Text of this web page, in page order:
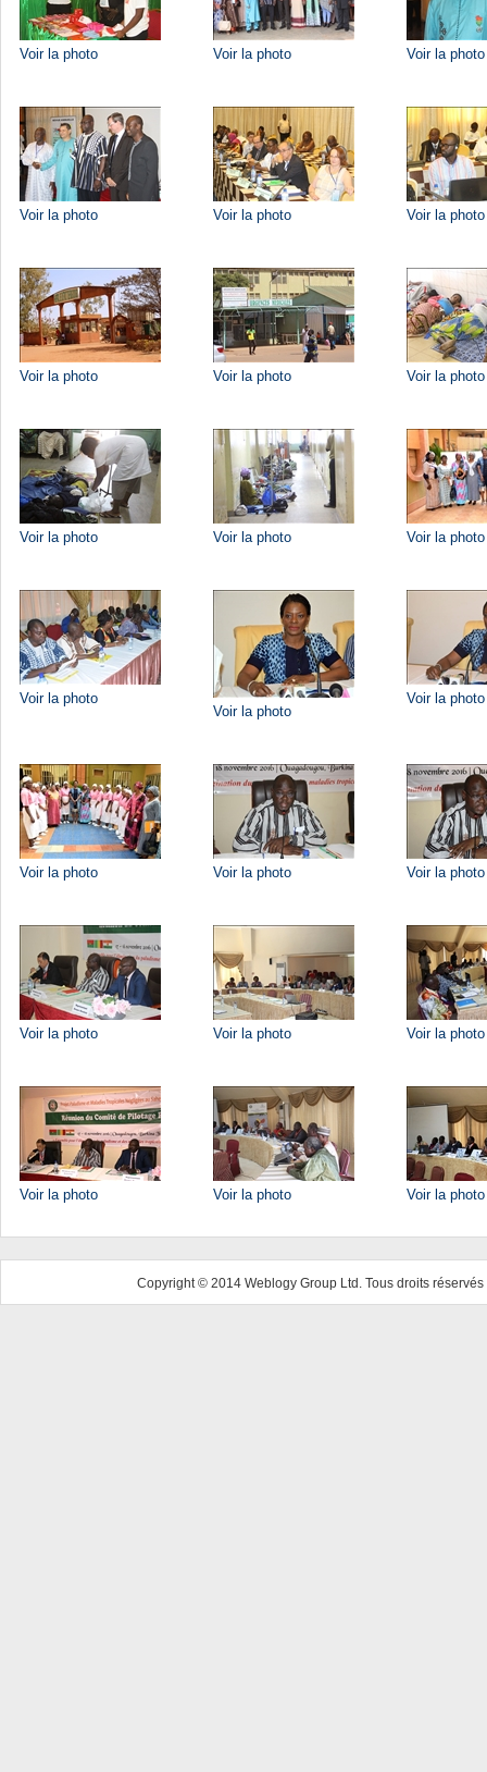
Voir la photo Voir la photo Voir la photo
Voir la photo Voir la photo Voir la photo
Voir la photo Voir la photo Voir la photo
Voir la photo Voir la photo Voir la photo
Voir la photo
Voir la photo
Voir la photo
Voir la photo Voir la photo Voir la photo
Voir la photo Voir la photo Voir la photo
Voir la photo Voir la photo Voir la photo
Copyright © 2014 Weblogy Group Ltd. Tous droits